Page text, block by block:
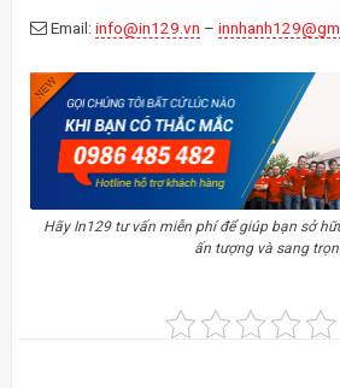
Email: info@in129.vn –
Hãy In129 tư vấn miễn phí để giúp bạn sở
ấn tượng và sang